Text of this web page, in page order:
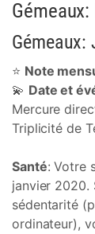
Gémeaux:
⭐ Note
💫 Date et
Mercure
Triplicité de
Santé: Votre
janvier 2020.
sédentarité
ordinateur),